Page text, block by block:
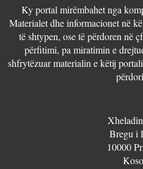
Ky portal mirëmbahet nga
Materialet dhe informacionet në
të shtypen, ose të përdoren në
përfitimi, pa miratimin e
shfrytëzuar materialin e këtij
Bregu i
10000